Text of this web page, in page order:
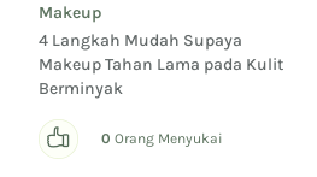
Makeup
4 Langkah Mudah Supaya
Makeup Tahan Lama pada Kulit
Berminyak
0 Orang Menyukai